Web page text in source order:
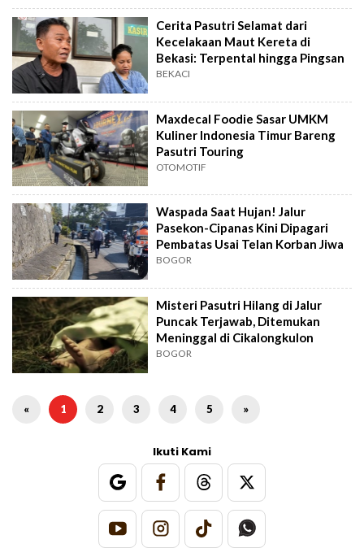
Cerita Pasutri Selamat dari
Kecelakaan Maut Kereta di
Bekasi: Terpental hingga Pingsan
BEKACI
Maxdecal Foodie Sasar UMKM
Kuliner Indonesia Timur Bareng
Pasutri Touring
OTOMOTIF
Waspada Saat Hujan! Jalur
Pasekon-Cipanas Kini Dipagari
Pembatas Usai Telan Korban Jiwa
BOGOR
Misteri Pasutri Hilang di Jalur
Puncak Terjawab, Ditemukan
Meninggal di Cikalongkulon
BOGOR
« 1 2 3 4 5 »
Ikuti Kami